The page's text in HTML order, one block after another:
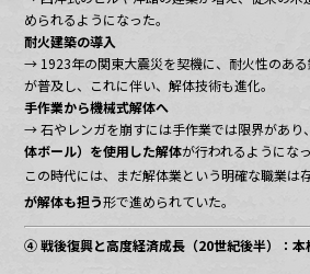
められるようになった。
耐火建築の導入
→ 1923年の関東大震災を契機に、耐火性のあ
が普及し、これに伴い、解体技術も進化。
手作業から機械式解体へ
→ 石やレンガを崩すには手作業では限界があり
体ボール）を使用した解体が行われるようになっ
この時代には、まだ解体業という明確な職業は存
が解体も担う形で進められていた。
④ 戦後復興と高度経済成長（20世紀後半）：本